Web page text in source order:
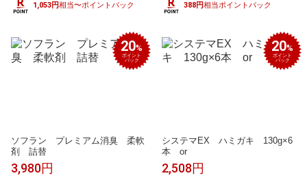
1,053円相当〜ポイントバック 388円相当ポイントバック
ソフラン プレミアム消臭 柔軟
剤 詰替
3,980円
20%
ポイント
バック
システマEX ハミガキ 130g×6
本 or
2,508円
20%
ポイント
バック